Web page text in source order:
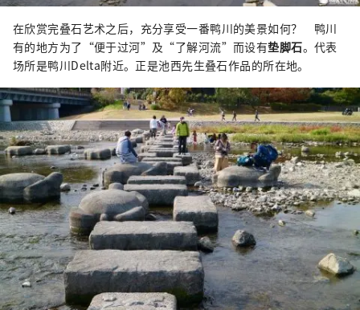
在欣赏完叠石艺术之后，充分享受一番鸭川的美景如何？ 鸭川
有的地方为了“便于过河”及“了解河流”而设有垫脚石。代表
场所是鸭川Delta附近。正是池西先生叠石作品的所在地。